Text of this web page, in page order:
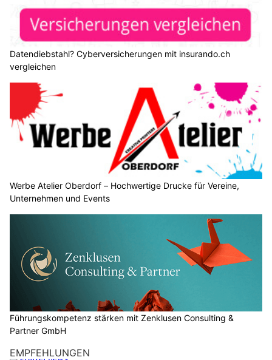
Datendiebstahl? Cyberversicherungen mit insurando.ch
vergleichen
Werbe Atelier Oberdorf – Hochwertige Drucke für Vereine,
Unternehmen und Events
Führungskompetenz stärken mit Zenklusen Consulting &
Partner GmbH
EMPFEHLUNGEN